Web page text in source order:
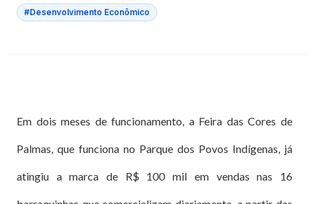
#Desenvolvimento Econômico
Em dois meses de funcionamento, a Feira das Cores de
Palmas, que funciona no Parque dos Povos Indígenas, já
atingiu a marca de R$ 100 mil em vendas nas 16